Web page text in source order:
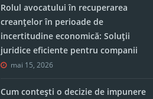
Rolul avocatului în recuperarea
creanțelor în perioade de
incertitudine economică: Soluții
juridice eficiente pentru companii
mai 15, 2026
Cum contești o decizie de impunere